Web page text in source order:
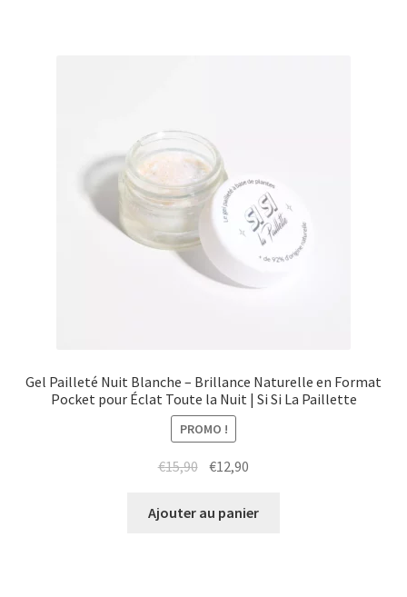
Gel Pailleté Nuit Blanche – Brillance Naturelle en Format
Pocket pour Éclat Toute la Nuit | Si Si La Paillette
PROMO !
€15,90 Le
initial
€12,90
actuel
Ajouter au panier